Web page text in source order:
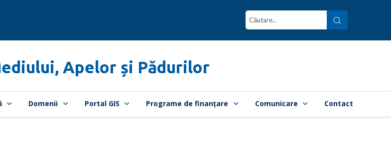
Apelor și Pădurilor
Domenii Portal GIS Programe de finanțare Comunicare Contact